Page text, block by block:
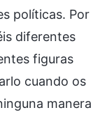
políticas. Por
diferentes
figuras
cuando os
manera